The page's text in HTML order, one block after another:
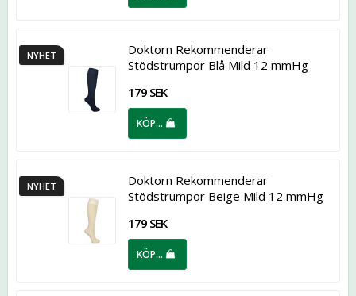
NYHET
Doktorn Rekommenderar
Stödstrumpor Blå Mild 12 mmHg
179 SEK
KÖP…
NYHET
Doktorn Rekommenderar
Stödstrumpor Beige Mild 12 mmHg
179 SEK
KÖP…